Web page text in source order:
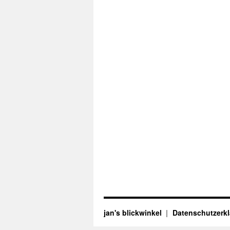
jan's blickwinkel